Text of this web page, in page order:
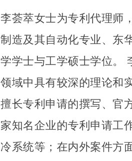
李荟萃女士为专利代理师
制造及其自动化专业、东
学学士与工学硕士学位。
领域中具有较深的理论和
擅长专利申请的撰写、官
家知名企业的专利申请工
冷系统等；在内外案件方